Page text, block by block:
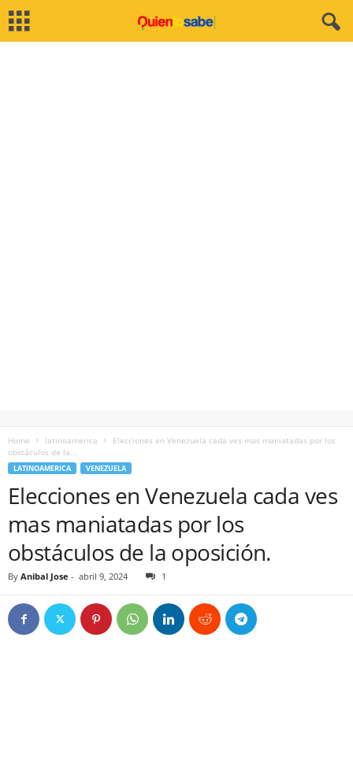
Home latinoamerica
Elecciones en Venezuela cada ves mas maniatadas por los
obstáculos de la...
LATINOAMERICA VENEZUELA
Elecciones en Venezuela cada ves
mas maniatadas por los
obstáculos de la oposición.
By Anibal Jose - abril 9, 2024 1